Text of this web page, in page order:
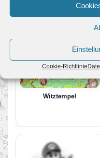
Cookie-Richtlinie
Fundorte der
Grinsebohnen
Witztempel